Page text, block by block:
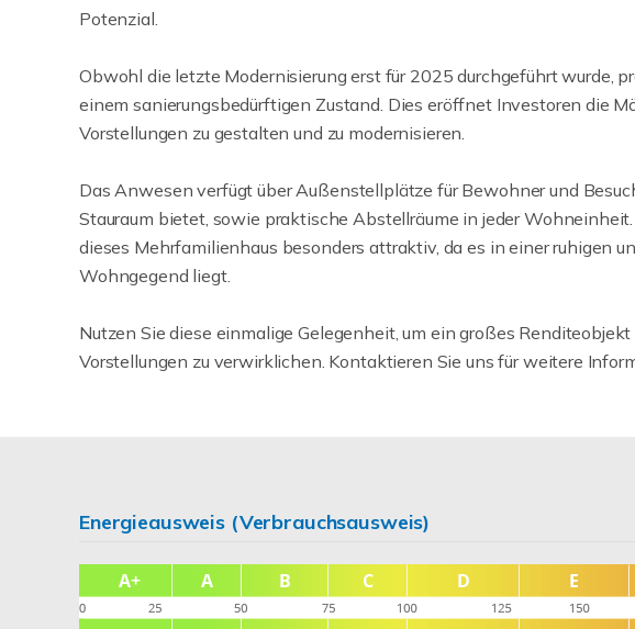
Potenzial.
Obwohl die letzte Modernisierung erst für 2025 durchgeführt wurde,
einem sanierungsbedürftigen Zustand. Dies eröffnet Investoren die
Vorstellungen zu gestalten und zu modernisieren.
Das Anwesen verfügt über Außenstellplätze für Bewohner und
Stauraum bietet, sowie praktische Abstellräume in jeder
dieses Mehrfamilienhaus besonders attraktiv, da es in einer ruhigen
Wohngegend liegt.
Nutzen Sie diese einmalige Gelegenheit, um ein großes
Vorstellungen zu verwirklichen. Kontaktieren Sie uns für weitere
Energieausweis (Verbrauchsausweis)